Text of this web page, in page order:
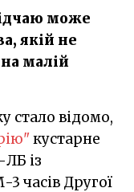
може
якій не
малій
кустарне
із
часів Другої